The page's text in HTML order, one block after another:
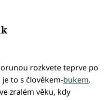
rozkvete teprve po
to s člověkem-bukem.
zralém věku, kdy